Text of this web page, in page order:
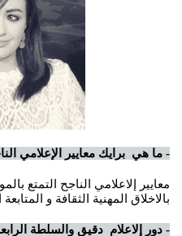
- ما هي برايك معايير الإعلامي
معايير إلاعلامي الناجح التمتع
بالاخلاق المهنية الثقافة و
- دور إلاعلام دقيق والسلطة